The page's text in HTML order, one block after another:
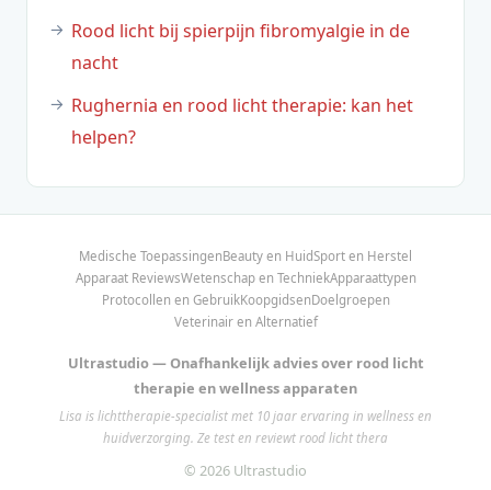
Rood licht bij spierpijn fibromyalgie in de
nacht
Rughernia en rood licht therapie: kan het
helpen?
Medische ToepassingenBeauty en HuidSport en Herstel
Apparaat ReviewsWetenschap en TechniekApparaattypen
Protocollen en GebruikKoopgidsenDoelgroepen
Veterinair en Alternatief
Ultrastudio — Onafhankelijk advies over rood licht
therapie en wellness apparaten
Lisa is lichttherapie-specialist met 10 jaar ervaring in wellness en
huidverzorging. Ze test en reviewt rood licht thera
© 2026 Ultrastudio